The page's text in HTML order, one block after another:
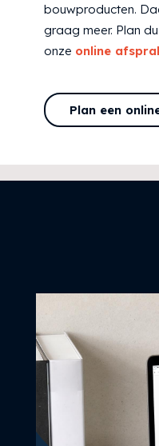
bouwproducten.
graag meer. Plan
onze online
Plan een